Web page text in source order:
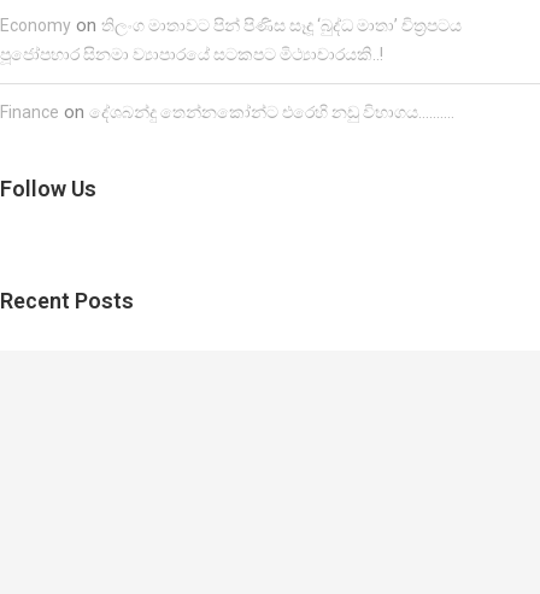
Economy on තිලංග මාතාවට පින් පිණිස සෑදූ ‘බුද්ධ මාතා’ චිත්‍රපටය
පූජෝපහාර සිනමා ව්‍යාපාරයේ සටකපට මිථ්‍යාචාරයකි..!
Finance on දේශබන්දු තෙන්නකෝන්ට එරෙහි නඩු විභාගය……….
Follow Us
Recent Posts